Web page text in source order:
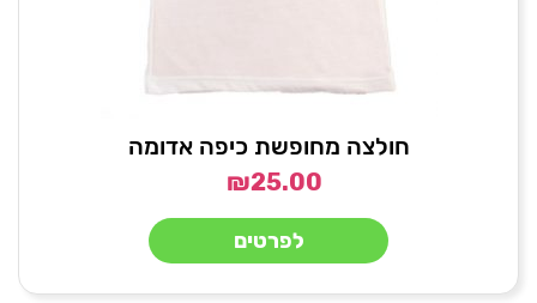
חולצה מחופשת כיפה אדומה
₪25.00
לפרטים